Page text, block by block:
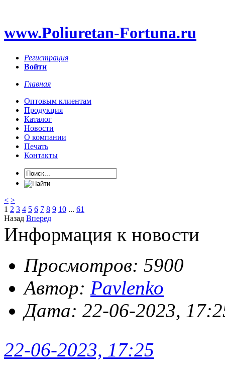
www.Poliuretan-Fortuna.ru
Регистрация
Войти
Главная
Оптовым клиентам
Продукция
Каталог
Новости
О компании
Печать
Контакты
< >
1 2 3 4 5 6 7 8 9 10 ... 61
Назад Вперед
Информация к новости
Просмотров: 5900
Автор: Pavlenko
Дата: 22-06-2023,
22-06-2023, 17:25